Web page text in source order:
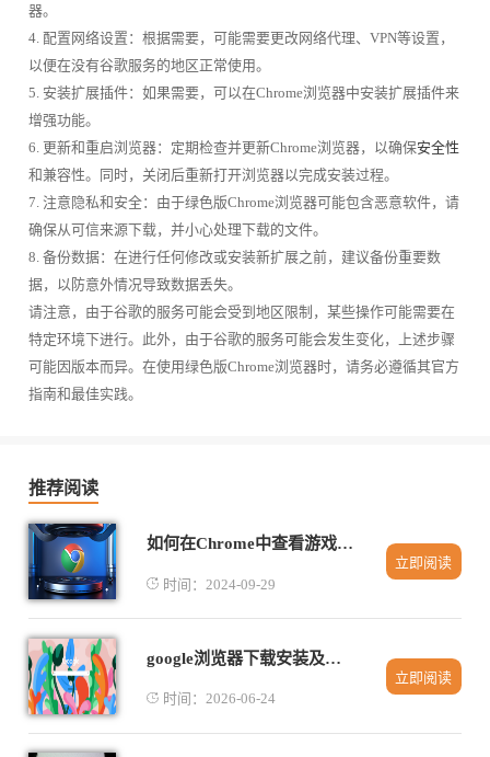
器。
4. 配置网络设置：根据需要，可能需要更改网络代理、VPN等设置，
以便在没有谷歌服务的地区正常使用。
5. 安装扩展插件：如果需要，可以在Chrome浏览器中安装扩展插件来
增强功能。
6. 更新和重启浏览器：定期检查并更新Chrome浏览器，以确保安全性
和兼容性。同时，关闭后重新打开浏览器以完成安装过程。
7. 注意隐私和安全：由于绿色版Chrome浏览器可能包含恶意软件，请
确保从可信来源下载，并小心处理下载的文件。
8. 备份数据：在进行任何修改或安装新扩展之前，建议备份重要数
据，以防意外情况导致数据丢失。
请注意，由于谷歌的服务可能会受到地区限制，某些操作可能需要在
特定环境下进行。此外，由于谷歌的服务可能会发生变化，上述步骤
可能因版本而异。在使用绿色版Chrome浏览器时，请务必遵循其官方
指南和最佳实践。
推荐阅读
如何在Chrome中查看游戏开发者控制台
时间：2024-09-29
立即阅读
google浏览器下载安装及浏览器启动优化操作教程
时间：2026-06-24
立即阅读